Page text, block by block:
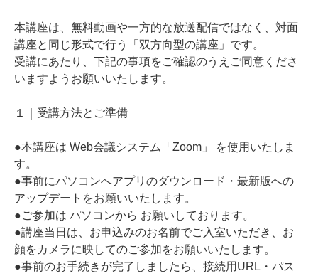
本講座は、無料動画や一方的な放送配信ではなく、対面
講座と同じ形式で行う「双方向型の講座」です。
受講にあたり、下記の事項をご確認のうえご同意くださ
いますようお願いいたします。
１｜受講方法とご準備
●本講座は Web会議システム「Zoom」 を使用いたしま
す。
●事前にパソコンへアプリのダウンロード・最新版への
アップデートをお願いいたします。
●ご参加は パソコンから お願いしております。
●講座当日は、お申込みのお名前でご入室いただき、お
顔をカメラに映してのご参加をお願いいたします。
●事前のお手続きが完了しましたら、接続用URL・パス